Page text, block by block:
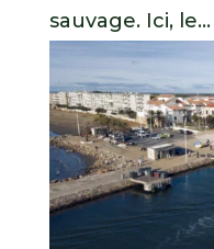
sauvage. Ici, le...